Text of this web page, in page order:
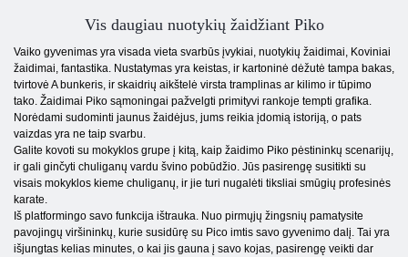
Vis daugiau nuotykių žaidžiant Piko
Vaiko gyvenimas yra visada vieta svarbūs įvykiai, nuotykių žaidimai, Koviniai
žaidimai, fantastika. Nustatymas yra keistas, ir kartoninė dėžutė tampa bakas,
tvirtovė A bunkeris, ir skaidrių aikštelė virsta tramplinas ar kilimo ir tūpimo
tako. Žaidimai Piko sąmoningai pažvelgti primityvi rankoje tempti grafika.
Norėdami sudominti jaunus žaidėjus, jums reikia įdomią istoriją, o pats
vaizdas yra ne taip svarbu.
Galite kovoti su mokyklos grupe į kitą, kaip žaidimo Piko pėstininkų scenarijų,
ir gali ginčyti chuliganų vardu švino pobūdžio. Jūs pasirengę susitikti su
visais mokyklos kieme chuliganų, ir jie turi nugalėti tiksliai smūgių profesinės
karate.
Iš platformingo savo funkcija ištrauka. Nuo pirmųjų žingsnių pamatysite
pavojingų viršininkų, kurie susidūrę su Pico imtis savo gyvenimo dalį. Tai yra
išjungtas kelias minutes, o kai jis gauna į savo kojas, pasirengę veikti dar